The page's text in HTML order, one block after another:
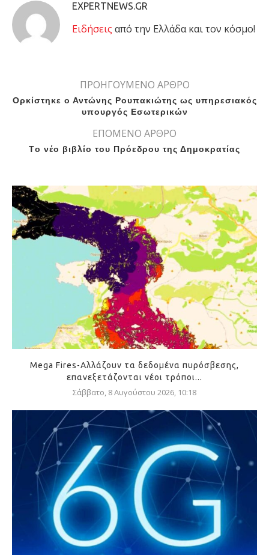
EXPERTNEWS.GR
Eιδήσεις από την Ελλάδα και τον κόσμο!
ΠΡΟΗΓΟΥΜΕΝΟ ΑΡΘΡΟ
Ορκίστηκε ο Αντώνης Ρουπακιώτης ως υπηρεσιακός
υπουργός Εσωτερικών
ΕΠΟΜΕΝΟ ΑΡΘΡΟ
Tο νέο βιβλίο του Πρόεδρου της Δημοκρατίας
Mega Fires-Αλλάζουν τα δεδομένα πυρόσβεσης,
επανεξετάζονται νέοι τρόποι...
Σάββατο, 8 Αυγούστου 2026, 10:18